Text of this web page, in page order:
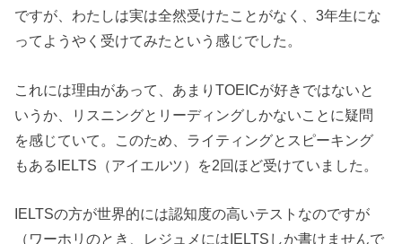
ですが、わたしは実は全然受けたことがなく、3年生にな
ってようやく受けてみたという感じでした。
これには理由があって、あまりTOEICが好きではないと
いうか、リスニングとリーディングしかないことに疑問
を感じていて。このため、ライティングとスピーキング
もあるIELTS（アイエルツ）を2回ほど受けていました。
IELTSの方が世界的には認知度の高いテストなのですが
（ワーホリのとき、レジュメにはIELTSしか書けませんで